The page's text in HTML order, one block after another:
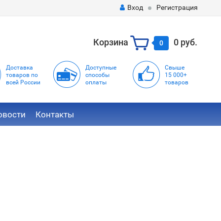
Вход Регистрация
Корзина 0 0 руб.
Доставка
товаров по
всей России
Доступные
способы
оплаты
Свыше
15 000+
товаров
Контакты